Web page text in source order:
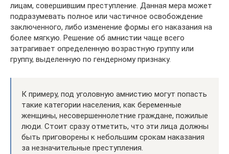
лицам, совершившим преступление. Данная мера может
подразумевать полное или частичное освобождение
заключенного, либо изменение формы его наказания на
более мягкую. Решение об амнистии чаще всего
затрагивает определенную возрастную группу или
группу, выделенную по гендерному признаку.
К примеру, под уголовную амнистию могут попасть
такие категории населения, как беременные
женщины, несовершеннолетние граждане, пожилые
люди. Стоит сразу отметить, что эти лица должны
быть приговорены к небольшим срокам наказания
за незначительные преступления.